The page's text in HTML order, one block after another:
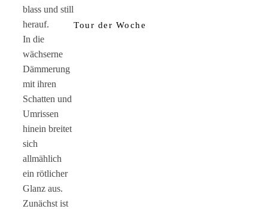
blass und still
herauf.
In die
wächserne
Dämmerung
mit ihren
Schatten und
Umrissen
hinein breitet
sich
allmählich
ein rötlicher
Glanz aus.
Zunächst ist
Tour der Woche